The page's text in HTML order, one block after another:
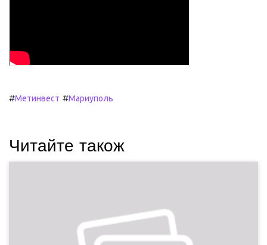
#Метинвест #Мариуполь
Читайте також